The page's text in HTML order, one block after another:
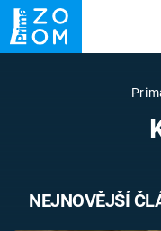
UFO
VETŘELCI
NEJNOVĚJŠÍ